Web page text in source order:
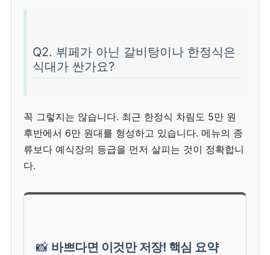
Q2. 뷔페가 아닌 갈비탕이나 한정식은
식대가 싼가요?
꼭 그렇지는 않습니다. 최근 한정식 차림도 5만 원
후반에서 6만 원대를 형성하고 있습니다. 메뉴의 종
류보다 예식장의 등급을 먼저 살피는 것이 정확합니
다.
📸 바쁘다면 이것만 저장! 핵심 요약